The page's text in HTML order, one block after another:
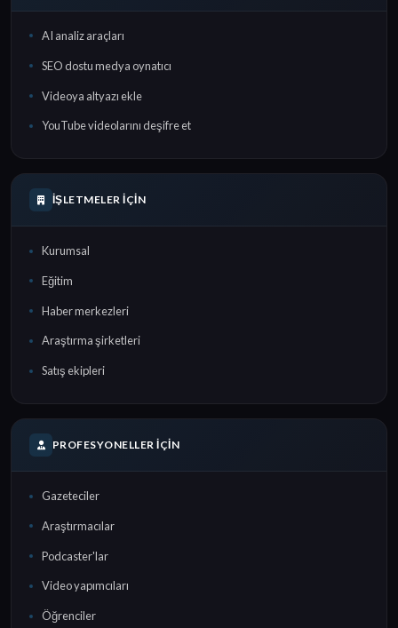
AI analiz araçları
SEO dostu medya oynatıcı
Videoya altyazı ekle
YouTube videolarını deşifre et
İŞLETMELER İÇIN
Kurumsal
Eğitim
Haber merkezleri
Araştırma şirketleri
Satış ekipleri
PROFESYONELLER İÇIN
Gazeteciler
Araştırmacılar
Podcaster'lar
Video yapımcıları
Öğrenciler